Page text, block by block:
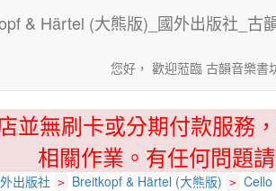
您好， 歡迎蒞臨 古韻音樂書
並無刷卡或分期付款服務
相關作業。有任何問題
出版社 > Breitkopf & Härtel (大熊版) > Cello